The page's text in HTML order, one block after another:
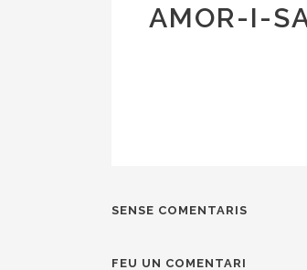
AMOR-I-
SENSE COMENTARIS
FEU UN COMENTARI